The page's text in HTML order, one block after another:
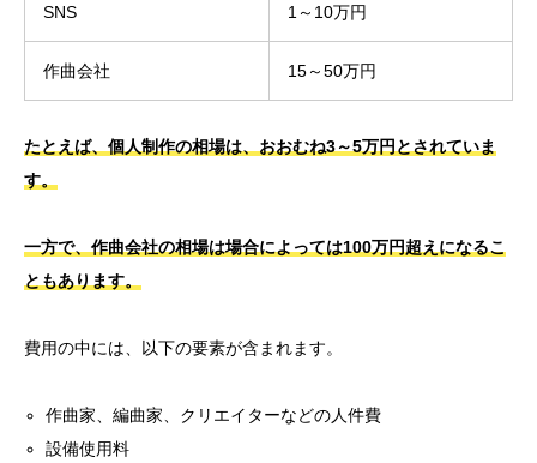
SNS 1～10万円
作曲会社 15～50万円
たとえば、個人制作の相場は、おおむね3～5万円とされていま
す。
一方で、作曲会社の相場は場合によっては100万円超えになるこ
ともあります。
費用の中には、以下の要素が含まれます。
作曲家、編曲家、クリエイターなどの人件費
設備使用料